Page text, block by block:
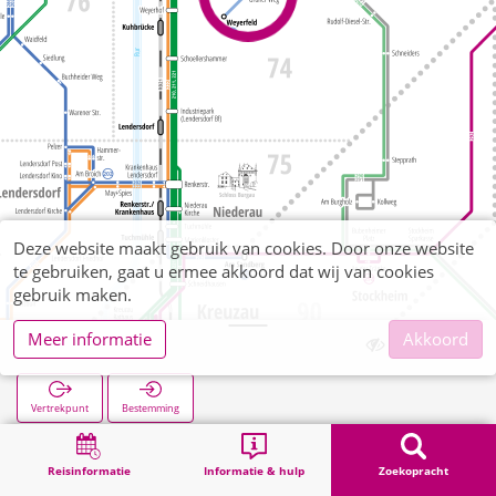
Reisinformatie Informatie & hulp Zoekopracht
Grüner Weg
Vertrekpunt Bestemming
Zoekopracht
Deze website maakt gebruik van cookies. Door onze website
te gebruiken, gaat u ermee akkoord dat wij van cookies
gebruik maken.
Meer informatie
Akkoord